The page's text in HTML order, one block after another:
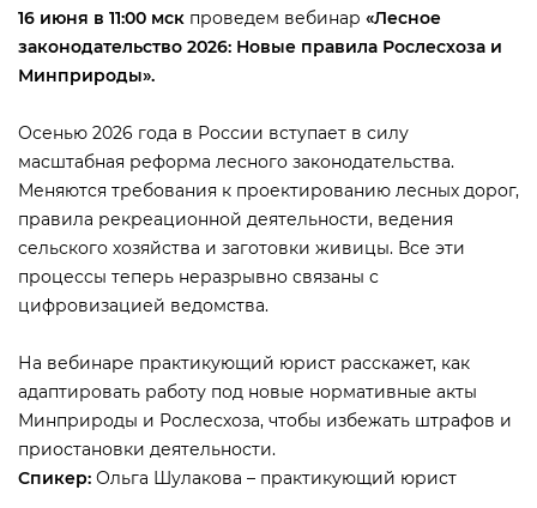
16 июня в 11:00 мск проведем вебинар «Лесное
законодательство 2026: Новые правила Рослесхоза и
Минприроды».
Осенью 2026 года в России вступает в силу
масштабная реформа лесного законодательства.
Меняются требования к проектированию лесных дорог,
правила рекреационной деятельности, ведения
сельского хозяйства и заготовки живицы. Все эти
процессы теперь неразрывно связаны с
цифровизацией ведомства.
На вебинаре практикующий юрист расскажет, как
адаптировать работу под новые нормативные акты
Минприроды и Рослесхоза, чтобы избежать штрафов и
приостановки деятельности.
Спикер: Ольга Шулакова – практикующий юрист